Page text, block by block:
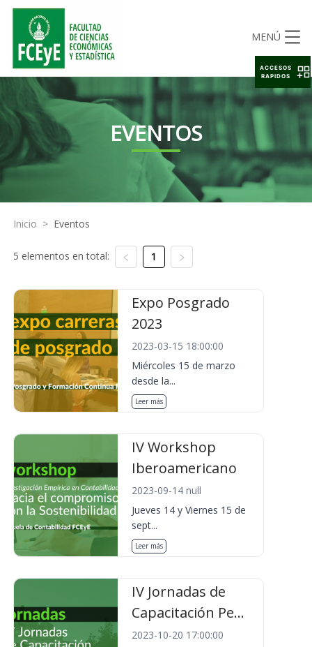
MENÚ
EVENTOS
Inicio > Eventos
5 elementos en total: 1
Expo Posgrado
2023
2023-03-15 18:00:00
Miércoles 15 de marzo
desde la...
Leer más
IV Workshop
Iberoamericano
2023-09-14 null
Jueves 14 y Viernes 15 de
sept...
Leer más
IV Jornadas de
Capacitación Pe...
2023-10-20 17:00:00
ACCESOS
RAPIDOS